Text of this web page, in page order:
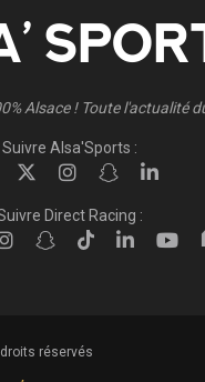
Alsace ! Toute l'actualité
Suivre Alsa'Sports :
Direct Racing :
réservés